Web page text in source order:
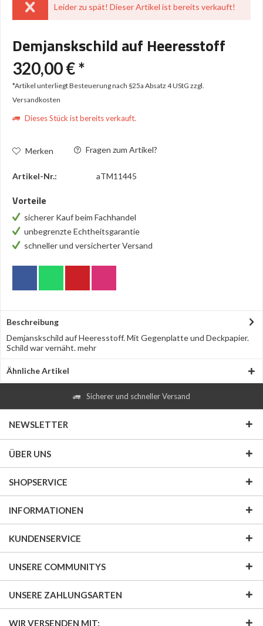
Leider zu spät! Dieser Artikel ist bereits verkauft!
Demjanskschild auf Heeresstoff
320,00 € *
*Artikel unterliegt Besteuerung nach §25a Absatz 4 UStG zzgl.
Versandkosten
Dieses Stück ist bereits verkauft.
Merken Fragen zum Artikel?
Artikel-Nr.: aTM11445
Vorteile
sicherer Kauf beim Fachhandel
unbegrenzte Echtheitsgarantie
schneller und versicherter Versand
Beschreibung
Demjanskschild auf Heeresstoff. Mit Gegenplatte und Deckpapier.
Schild war vernäht.mehr
Ähnliche Artikel
Sicherer und schneller Versand
NEWSLETTER
ÜBER UNS
SHOPSERVICE
INFORMATIONEN
KUNDENSERVICE
UNSERE COMMUNITYS
UNSERE ZAHLUNGSARTEN
WIR VERSENDEN MIT: